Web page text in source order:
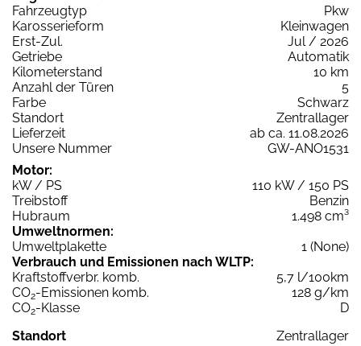
Fahrzeugtyp
Pkw
Karosserieform
Kleinwagen
Erst-Zul.
Jul / 2026
Getriebe
Automatik
Kilometerstand
10 km
Anzahl der Türen
5
Farbe
Schwarz
Standort
Zentrallager
Lieferzeit
ab ca. 11.08.2026
Unsere Nummer
GW-ANO1531
Motor:
kW / PS
110 kW / 150 PS
Treibstoff
Benzin
Hubraum
1.498 cm³
Umweltnormen:
Umweltplakette
1 (None)
Verbrauch und Emissionen nach WLTP:
Kraftstoffverbr. komb.
5,7 l/100km
CO2-Emissionen komb.
128 g/km
CO2-Klasse
D
Standort
Zentrallager